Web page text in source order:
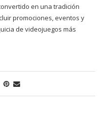
en una tradición
promociones, eventos y
de videojuegos más